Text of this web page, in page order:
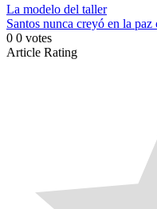
La modelo del taller
Santos nunca creyó en la
0 0 votes
Article Rating